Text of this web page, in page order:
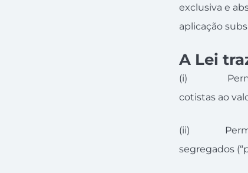
exclusiva e
aplicação
A Lei
(i) Permite
cotistas ao
(ii) Permite
segregados